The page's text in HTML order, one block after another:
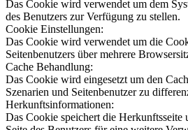
Das Cookie wird verwendet um dem
des Benutzers zur Verfügung zu stellen.
Cookie Einstellungen:
Das Cookie wird verwendet um die
Seitenbenutzers über mehrere
Cache Behandlung:
Das Cookie wird eingesetzt um den
Szenarien und Seitenbenutzer zu
Herkunftsinformationen:
Das Cookie speichert die Herkunftsseite